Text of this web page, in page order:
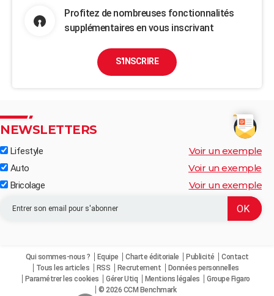
Profitez de nombreuses fonctionnalités
supplémentaires en vous inscrivant
S'INSCRIRE
NEWSLETTERS
Lifestyle Voir un exemple
Auto Voir un exemple
Bricolage Voir un exemple
Qui sommes-nous ? Equipe Charte éditoriale Publicité
Contact
Tous les articles
RSS Recrutement
Données personnelles
Paramétrer les cookies
Gérer Utiq Mentions légales
Groupe Figaro
© 2026 CCM Benchmark